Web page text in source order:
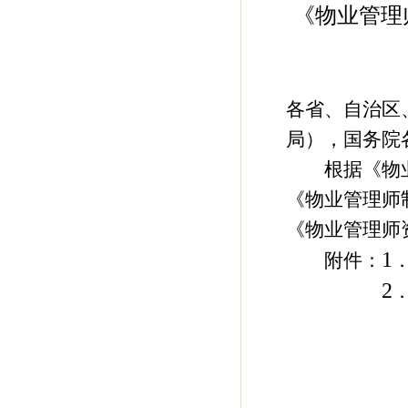
《物业管
各省、自治区
局），国务
根据《物业
《物业管理
《物业管理
附件： 1
2